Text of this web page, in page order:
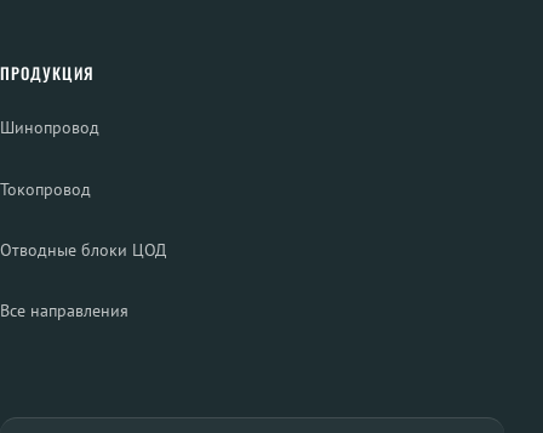
ПРОДУКЦИЯ
Шинопровод
Токопровод
Отводные блоки ЦОД
Все направления